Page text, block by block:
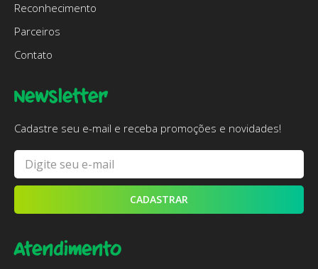
Reconhecimento
Parceiros
Contato
Newsletter
Cadastre seu e-mail e receba promoções e novidades!
CADASTRAR
Atendimento